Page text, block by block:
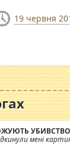
19 червня
мені